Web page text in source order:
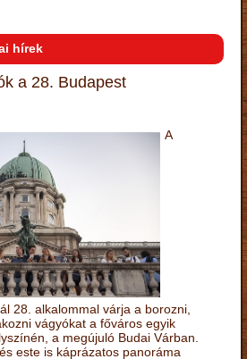
hírek
a 28. Budapest
A
28. alkalommal várja a borozni,
vágyókat a főváros egyik
a megújuló Budai Várban.
este is káprázatos panoráma